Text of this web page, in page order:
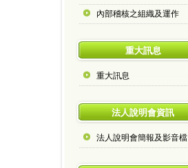
內部稽核之組織及運作
重大訊息
重大訊息
法人說明會資訊
法人說明會簡報及影音檔